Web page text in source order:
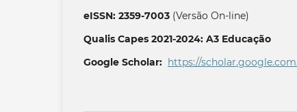
eISSN: 2359-7003 (Versão On-line)
Qualis Capes 2021-2024: A3 Educação
Google Scholar: https://